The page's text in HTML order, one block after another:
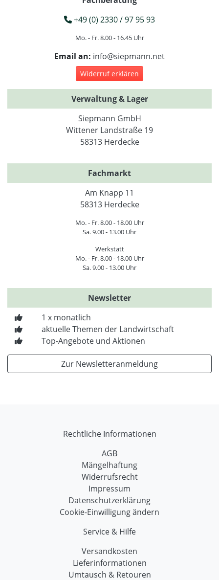
+49 (0) 2330 / 97 95 93
Mo. - Fr. 8.00 - 16.45 Uhr
Email an: info@siepmann.net
Widerruf erklären
Verwaltung & Lager
Siepmann GmbH
Wittener Landstraße 19
58313 Herdecke
Fachmarkt
Am Knapp 11
58313 Herdecke
Mo. - Fr. 8.00 - 18.00 Uhr
Sa. 9.00 - 13.00 Uhr
Werkstatt
Mo. - Fr. 8.00 - 18.00 Uhr
Sa. 9.00 - 13.00 Uhr
Newsletter
1 x monatlich
aktuelle Themen der Landwirtschaft
Top-Angebote und Aktionen
Zur Newsletteranmeldung
Rechtliche Informationen
AGB
Mängelhaftung
Widerrufsrecht
Impressum
Datenschutzerklärung
Cookie-Einwilligung ändern
Service & Hilfe
Versandkosten
Lieferinformationen
Umtausch & Retouren